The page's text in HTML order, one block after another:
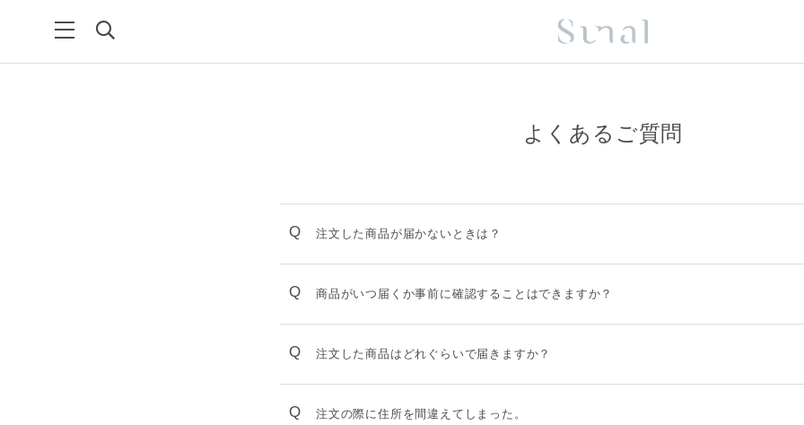
よくあるご質問
Q 注文した商品が届かないときは？
Q 商品がいつ届くか事前に確認することはできますか？
Q 注文した商品はどれぐらいで届きますか？
Q 注文の際に住所を間違えてしまった。